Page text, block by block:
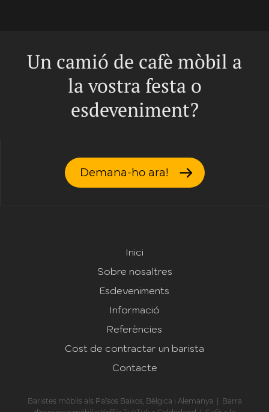
Un camió de cafè mòbil a
la vostra festa o
esdeveniment?
Demana-ho ara!
Inici
Sobre nosaltres
Esdeveniments
Informació
Referències
Cost de contractar un barista
Contacte
Baristes mòbils als Països Baixos, Bèlgica i Alemanya | Barra